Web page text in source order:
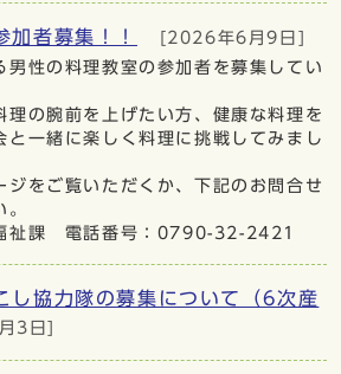
者募集！！ [2026年6月9日]
男性の料理教室の参加者を募集してい
理の腕前を上げたい方、健康な料理を
と一緒に楽しく料理に挑戦してみまし
ジをご覧いただくか、下記のお問合せ
祉課 電話番号：0790-32-2421
し協力隊の募集について（6次産
3日]